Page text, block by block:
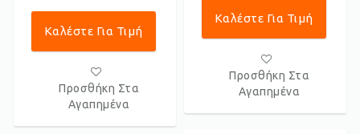
Καλέστε Για Τιμή
Προσθήκη Στα
Αγαπημένα
Καλέστε Για Τιμή
Προσθήκη Στα
Αγαπημένα